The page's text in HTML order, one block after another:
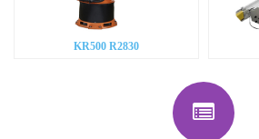
KR500 R2830